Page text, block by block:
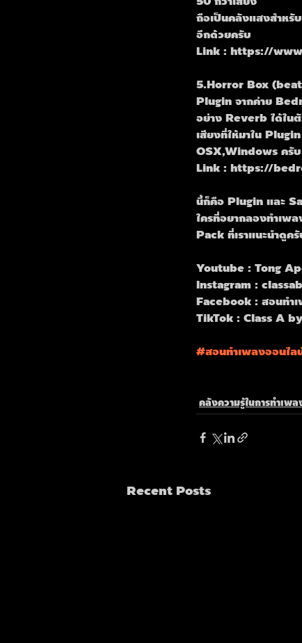
ถือเป็นคลังแสงสำหรั
อีกด้วยครับ
Link : https://
5.Horror Box
Plugin จากค่าย
อย่าง Reverb ได้ใน
เสียงที่ให้มาใน
OSX,Windows ครับ
Link : https://
นี้ก็คือ Plugin และ
ใครที่อยากลองทำเพ
Pack ที่เราแนะนำดูค
Youtube : Tong
Instagram :
Facebook : สอนทำ
TikTok : Class A
#สอนทำเพลงออนไล
คลังความรู้ในการทำเพล
Recent Posts